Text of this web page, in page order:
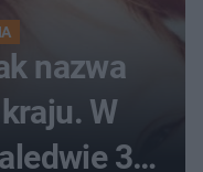
nazwa
W
3